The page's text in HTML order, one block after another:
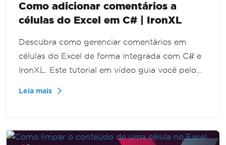
Como adicionar comentários a
células do Excel em C# | IronXL
Descubra como gerenciar comentários em
células do Excel de forma integrada com C# e
IronXL. Este tutorial em vídeo guia você pelo
recursos de automação no Excel.
Leia mais